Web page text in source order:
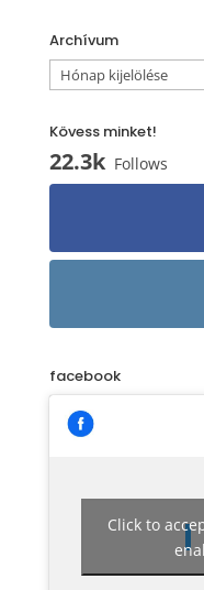
Archívum
Archívum
Kövess minket!
22.3k Follows
facebook
Click to